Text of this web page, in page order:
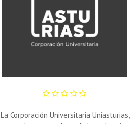
La Corporación Universitaria